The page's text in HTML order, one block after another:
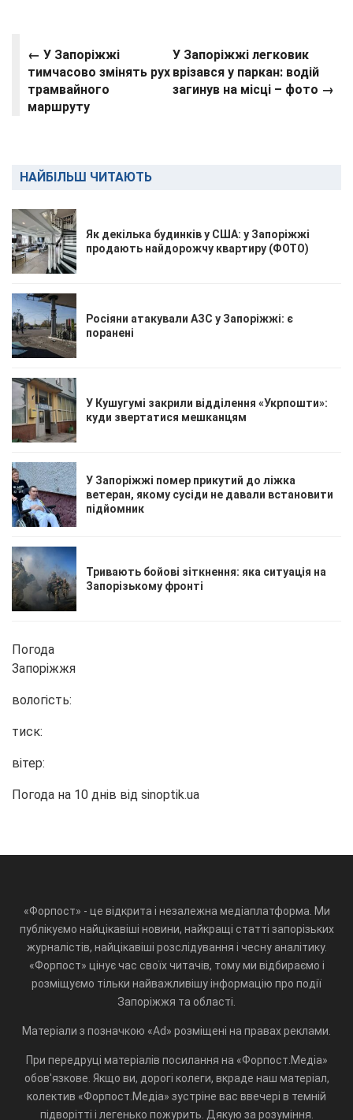
← У Запоріжжі
тимчасово змінять рух
трамвайного
маршруту
У Запоріжжі легковик
врізався у паркан: водій
загинув на місці – фото →
НАЙБІЛЬШ ЧИТАЮТЬ
Як декілька будинків у США: у Запоріжжі
продають найдорожчу квартиру (ФОТО)
Росіяни атакували АЗС у Запоріжжі: є
поранені
У Кушугумі закрили відділення «Укрпошти»:
куди звертатися мешканцям
У Запоріжжі помер прикутий до ліжка
ветеран, якому сусіди не давали встановити
підйомник
Тривають бойові зіткнення: яка ситуація на
Запорізькому фронті
Погода
Запоріжжя
вологість:
тиск:
вітер:
Погода на 10 днів від sinoptik.ua
«Форпост» - це відкрита і незалежна медіаплатформа. Ми
публікуємо найцікавіші новини, найкращі статті запорізьких
журналістів, найцікавіші розслідування і чесну аналітику.
«Форпост» цінує час своїх читачів, тому ми відбираємо і
розміщуємо тільки найважливішу інформацію про події
Запоріжжя та області.
Матеріали з позначкою «Ad» розміщені на правах реклами.
При передруці матеріалів посилання на «Форпост.Медіа»
обов'язкове. Якщо ви, дорогі колеги, вкраде наш матеріал,
колектив «Форпост.Медіа» зустріне вас ввечері в темній
підворітті і легенько пожурить. Дякую за розуміння.